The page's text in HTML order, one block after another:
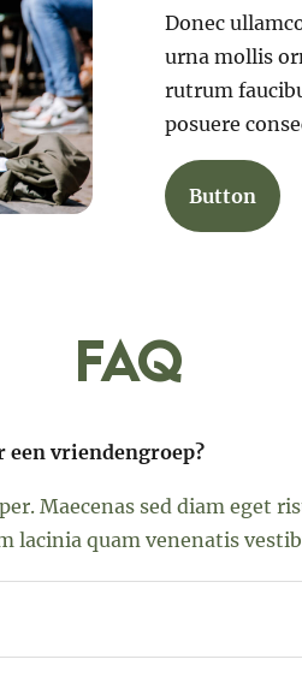
Donec
urna mollis
rutrum
posuere
Button
Faq
een vriendengroep?
Maecenas sed diam eget
lacinia quam venenatis